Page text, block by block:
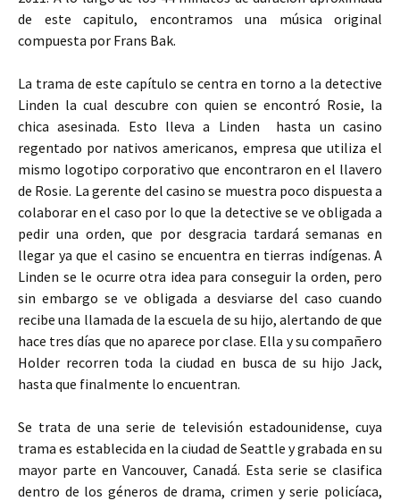
de este capitulo, encontramos una música original
compuesta por Frans Bak.
La trama de este capítulo se centra en torno a la detective
Linden la cual descubre con quien se encontró Rosie, la
chica asesinada. Esto lleva a Linden hasta un casino
regentado por nativos americanos, empresa que utiliza el
mismo logotipo corporativo que encontraron en el llavero
de Rosie. La gerente del casino se muestra poco dispuesta a
colaborar en el caso por lo que la detective se ve obligada a
pedir una orden, que por desgracia tardará semanas en
llegar ya que el casino se encuentra en tierras indígenas. A
Linden se le ocurre otra idea para conseguir la orden, pero
sin embargo se ve obligada a desviarse del caso cuando
recibe una llamada de la escuela de su hijo, alertando de que
hace tres días que no aparece por clase. Ella y su compañero
Holder recorren toda la ciudad en busca de su hijo Jack,
hasta que finalmente lo encuentran.
Se trata de una serie de televisión estadounidense, cuya
trama es establecida en la ciudad de Seattle y grabada en su
mayor parte en Vancouver, Canadá. Esta serie se clasifica
dentro de los géneros de drama, crimen y serie policíaca,